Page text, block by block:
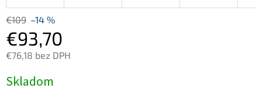
€109 –14 %
€93,70
€76,18 bez DPH
cena:
Skladom